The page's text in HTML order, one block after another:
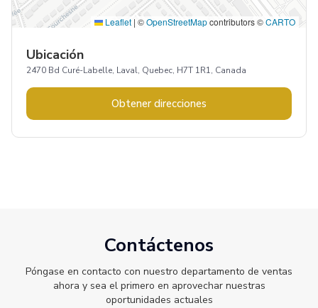
Leaflet | ©OpenStreetMapcontributors ©CARTO
Ubicación
2470 Bd Curé-Labelle, Laval, Quebec, H7T 1R1, Canada
Obtener direcciones
Contáctenos
Póngase en contacto con nuestro departamento de ventas
ahora y sea el primero en aprovechar nuestras
oportunidades actuales